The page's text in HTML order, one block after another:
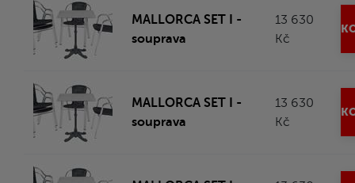
MALLORCA SET I -
souprava
13 630
Kč
MALLORCA SET I -
souprava
13 630
Kč